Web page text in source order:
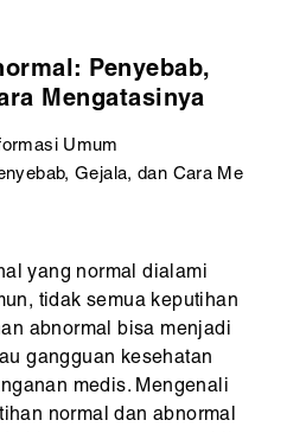
Penyebab,
Mengatasinya
Umum
Gejala, dan Cara Me
yang normal dialami
tidak semua keputihan
abnormal bisa menjadi
gangguan kesehatan
medis. Mengenali
normal dan abnormal